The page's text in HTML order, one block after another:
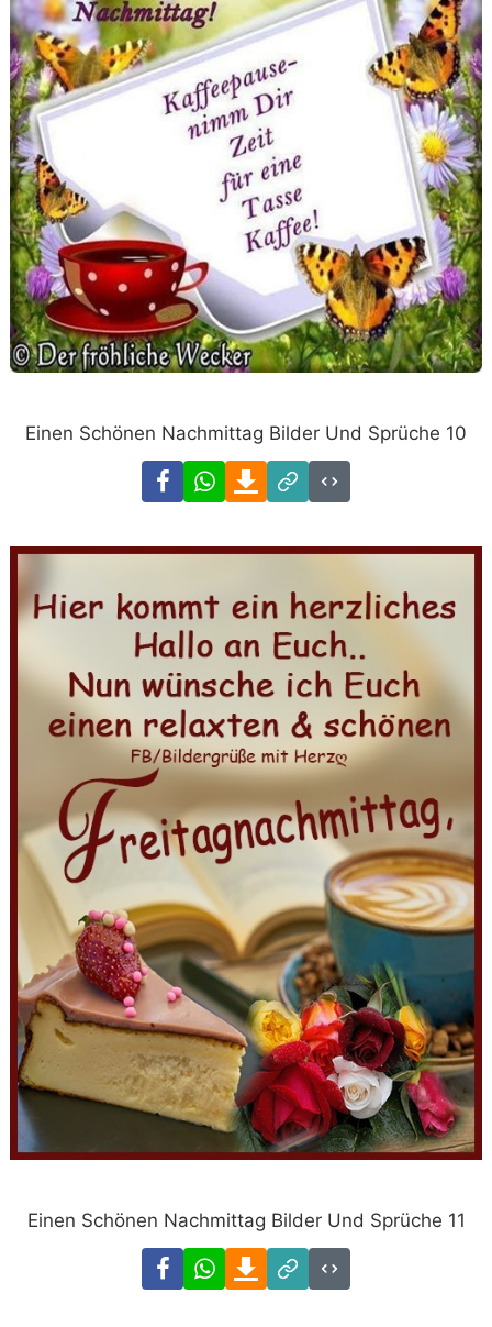
Einen Schönen Nachmittag Bilder Und Sprüche 10
FacebookWhatsAppDownload
Link
Code
Einen Schönen Nachmittag Bilder Und Sprüche 11
FacebookWhatsAppDownload
Link
Code